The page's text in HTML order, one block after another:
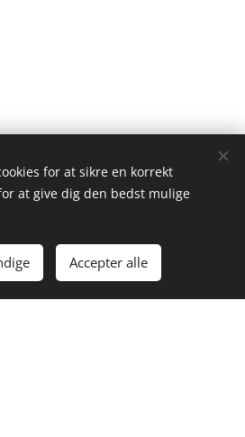
for at sikre en korrekt
at give dig den bedst mulige
Accepter alle